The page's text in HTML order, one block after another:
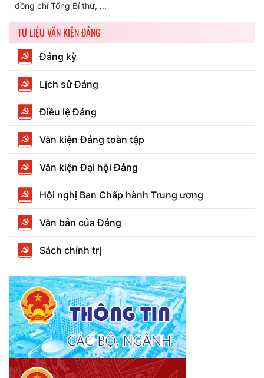
đồng chí Tổng Bí thư, ...
TƯ LIỆU VĂN KIỆN ĐẢNG
Đảng kỳ
Lịch sử Đảng
Điều lệ Đảng
Văn kiện Đảng toàn tập
Văn kiện Đại hội Đảng
Hội nghị Ban Chấp hành Trung ương
Văn bản của Đảng
Sách chính trị